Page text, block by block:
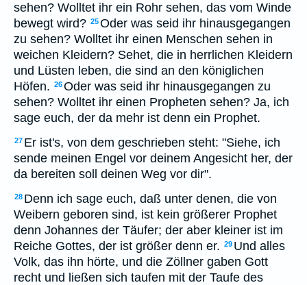
sehen? Wolltet ihr ein Rohr sehen, das vom Winde
bewegt wird? 25Oder was seid ihr hinausgegangen
zu sehen? Wolltet ihr einen Menschen sehen in
weichen Kleidern? Sehet, die in herrlichen Kleidern
und Lüsten leben, die sind an den königlichen
Höfen. 26Oder was seid ihr hinausgegangen zu
sehen? Wolltet ihr einen Propheten sehen? Ja, ich
sage euch, der da mehr ist denn ein Prophet.
27 Er ist's, von dem geschrieben steht: "Siehe, ich
sende meinen Engel vor deinem Angesicht her, der
da bereiten soll deinen Weg vor dir".
28 Denn ich sage euch, daß unter denen, die von
Weibern geboren sind, ist kein größerer Prophet
denn Johannes der Täufer; der aber kleiner ist im
Reiche Gottes, der ist größer denn er. 29 Und alles
Volk, das ihn hörte, und die Zöllner gaben Gott
recht und ließen sich taufen mit der Taufe des